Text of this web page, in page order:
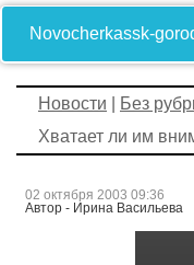
Novocherkassk-
Новости Без
Хватает ли им
02 октября 2003 09:36
Автор - Ирина Васильева